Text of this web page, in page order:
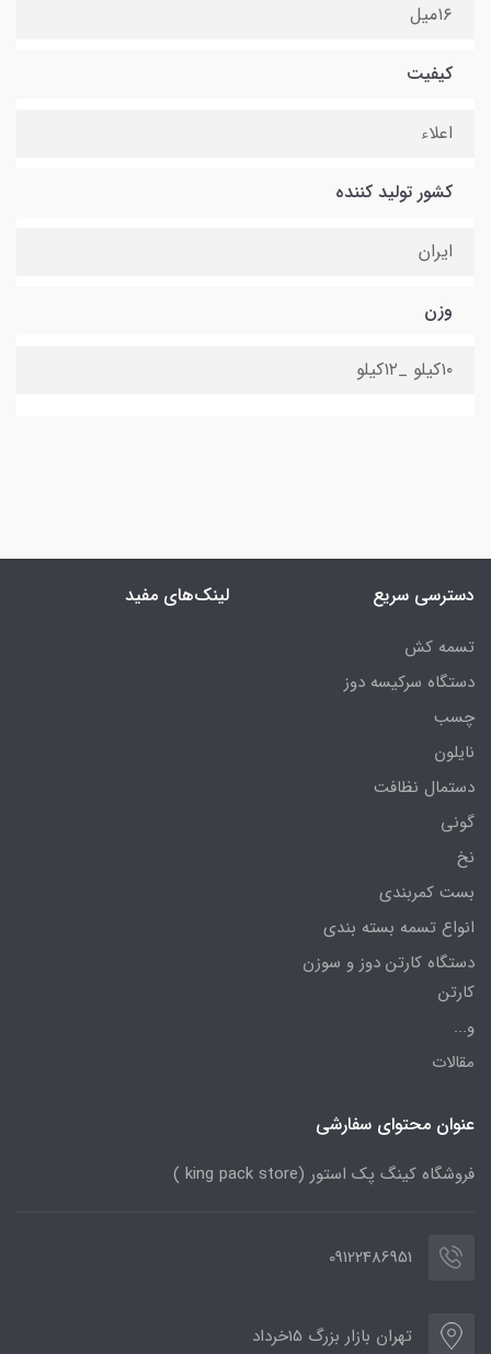
۱۶میل
کیفیت
اعلاء
کشور تولید کننده
ایران
وزن
۱۰کیلو _۱۲کیلو
دسترسی سریع
تسمه کش
دستگاه سرکیسه دوز
چسب
نایلون
دستمال نظافت
گونی
نخ
بست کمربندی
انواع تسمه بسته بندی
دستگاه کارتن دوز و سوزن
کارتن
و...
مقالات
لینک‌های مفید
عنوان محتوای سفارشی
فروشگاه کینگ پک استور (king pack store )
09122486951
تهران بازار بزرگ 15خرداد